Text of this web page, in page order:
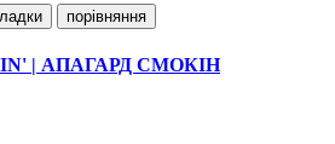
порівняння
| АПАГАРД СМОКІН